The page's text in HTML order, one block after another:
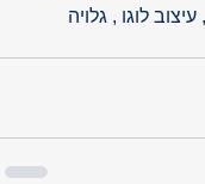
לוגו , גלויה